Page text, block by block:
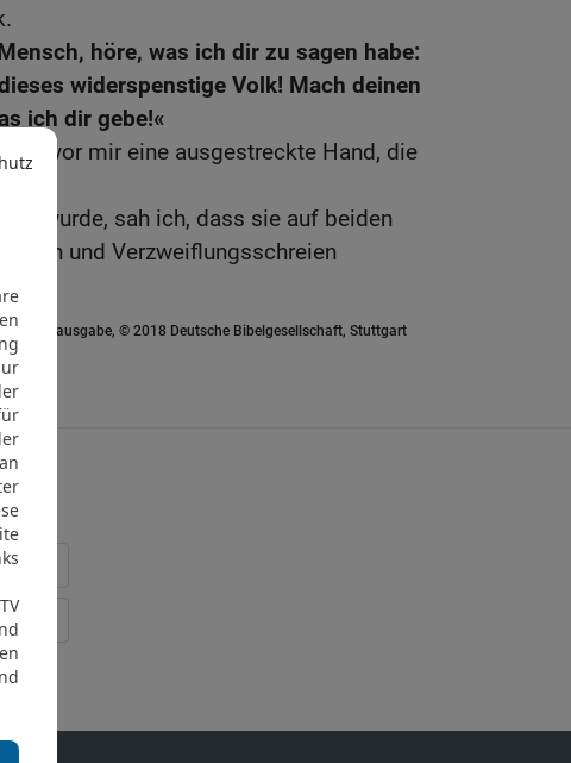
höre, was ich dir zu sagen habe:
widerspenstige Volk! Mach deinen
ich dir gebe!«
sah vor mir eine ausgestreckte Hand, die
wurde, sah ich, dass sie auf beiden
und Verzweiflungsschreien
Neuausgabe, © 2018 Deutsche Bibelgesellschaft, Stuttgart